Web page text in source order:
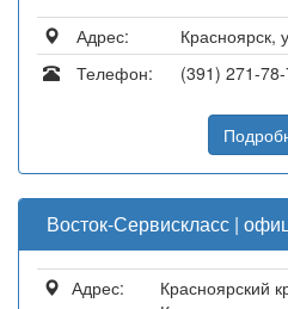
Адрес:
Красноярск,
Телефон:
(391) 271-
Восток-Сервискласс |
Адрес:
Красноярский